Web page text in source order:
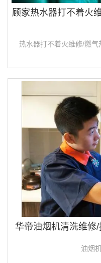
顾家热水器打不着火
热水器打不着火维修/燃气
华帝油烟机清洗维修
油烟